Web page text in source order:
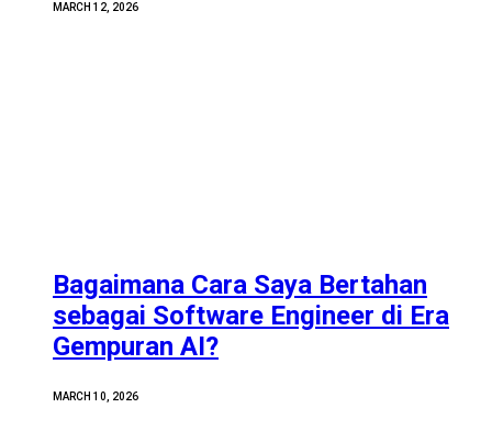
MARCH 12, 2026
Bagaimana Cara Saya Bertahan
sebagai Software Engineer di Era
Gempuran AI?
MARCH 10, 2026